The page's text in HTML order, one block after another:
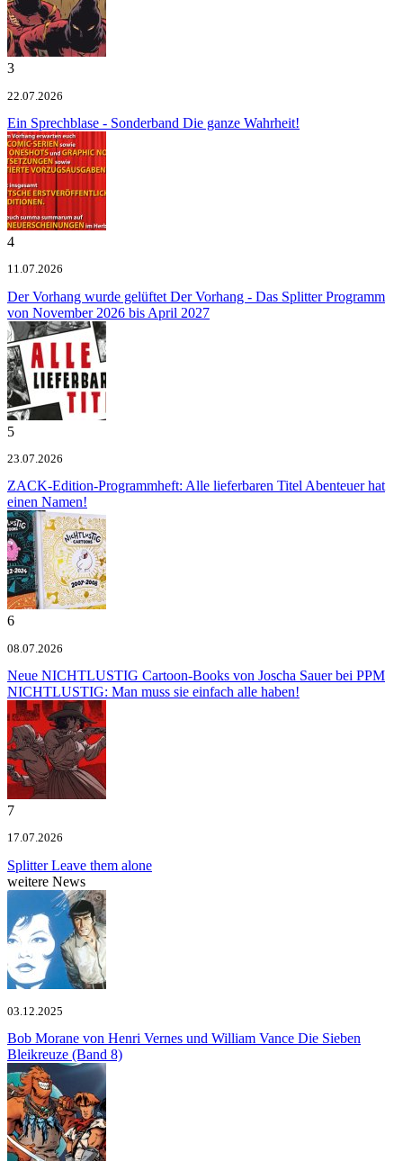
3
22.07.2026
Ein Sprechblase - Sonderband Die ganze Wahrheit!
4
11.07.2026
Der Vorhang wurde gelüftet Der Vorhang - Das Splitter Programm
von November 2026 bis April 2027
5
23.07.2026
ZACK-Edition-Programmheft: Alle lieferbaren Titel Abenteuer hat
einen Namen!
6
08.07.2026
Neue NICHTLUSTIG Cartoon-Books von Joscha Sauer bei PPM
NICHTLUSTIG: Man muss sie einfach alle haben!
7
17.07.2026
SplitterLeave them alone
weitere News
03.12.2025
Bob Morane von Henri Vernes und William Vance Die Sieben
Bleikreuze (Band 8)